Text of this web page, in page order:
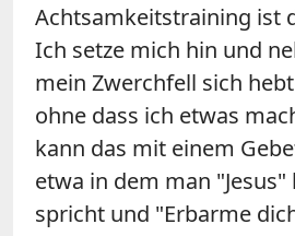
Achtsamkeitstraining ist
Ich setze mich hin und
mein Zwerchfell sich
ohne dass ich etwas
kann das mit einem
etwa in dem man
spricht und "Erbarme